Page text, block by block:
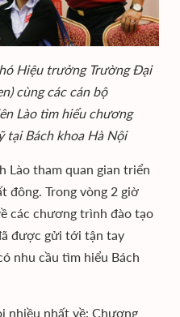
Hiệu trưởng Trường Đại
cùng các cán bộ
Lào tìm hiểu chương
tại Bách khoa Hà Nội
Lào tham quan gian triển
đông. Trong vòng 2 giờ
các chương trình đào tạo
được gửi tới tận tay
nhu cầu tìm hiểu Bách
nhiều nhất về: Chương